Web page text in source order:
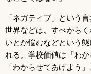
「ネガティブ」という
世界などは、すべから
いとか悩むなどという
れる。学校価値は「わ
「わからせてあげよう